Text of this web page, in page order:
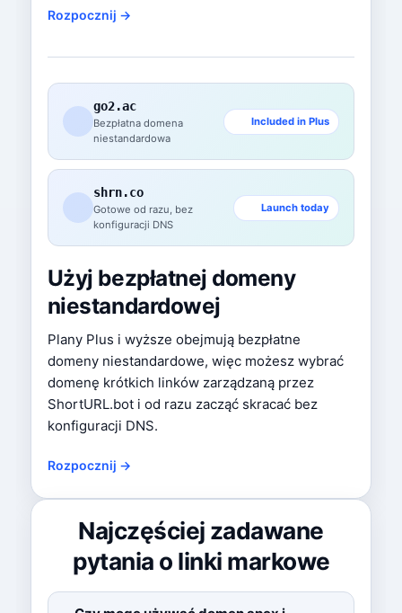
Rozpocznij →
go2.ac
Bezpłatna domena
niestandardowa
Included in Plus
shrn.co
Gotowe od razu, bez
konfiguracji DNS
Launch today
Użyj bezpłatnej domeny
niestandardowej
Plany Plus i wyższe obejmują bezpłatne
domeny niestandardowe, więc możesz wybrać
domenę krótkich linków zarządzaną przez
ShortURL.bot i od razu zacząć skracać bez
konfiguracji DNS.
Rozpocznij →
Najczęściej zadawane
pytania o linki markowe